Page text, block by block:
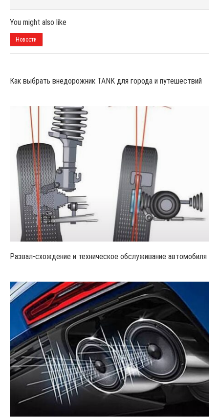
You might also like
Новости
Как выбрать внедорожник TANK для города и путешествий
Развал-схождение и техническое обслуживание автомобиля